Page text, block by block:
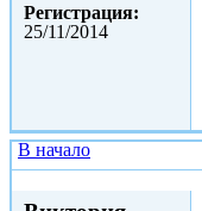
Регистрация:
25/11/2014
В начало